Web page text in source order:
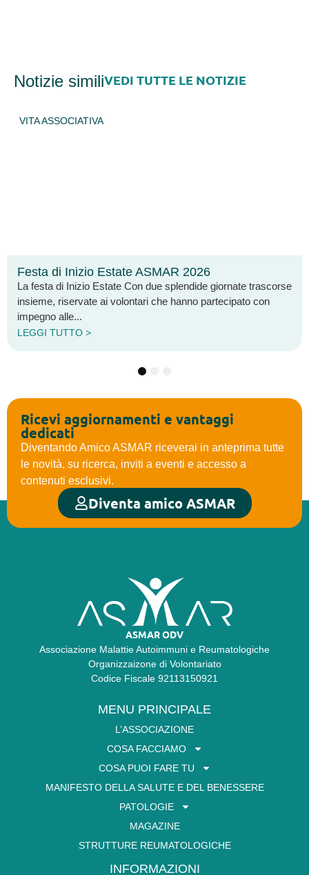
Notizie similiVEDI TUTTE LE NOTIZIE
2026
splendide giornate trascorse
hanno partecipato con
Arcipelaghi: Marzo 2006
È disponibile online il numero
notiziario dell’Associazione
Ricevi aggiornamenti e vantaggi
dedicati
Diventando Amico ASMAR riceverai in anteprima tutte
le novità, su ricerca, inviti a eventi e accesso a
contenuti esclusivi.
Diventa amico ASMAR
ASMAR ODV
Associazione Malattie Autoimmuni e Reumatologiche
Organizzaizone di Volontariato
Codice Fiscale 92113150921
MENU PRINCIPALE
L’ASSOCIAZIONE
COSA FACCIAMO
COSA PUOI FARE TU
MANIFESTO DELLA SALUTE E DEL BENESSERE
PATOLOGIE
MAGAZINE
STRUTTURE REUMATOLOGICHE
INFORMAZIONI